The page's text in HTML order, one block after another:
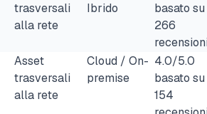
trasversali
alla rete
Ibrido
basato su
266
Asset
trasversali
alla rete
Cloud / On-
premise
4.0/5.0
basato su
154